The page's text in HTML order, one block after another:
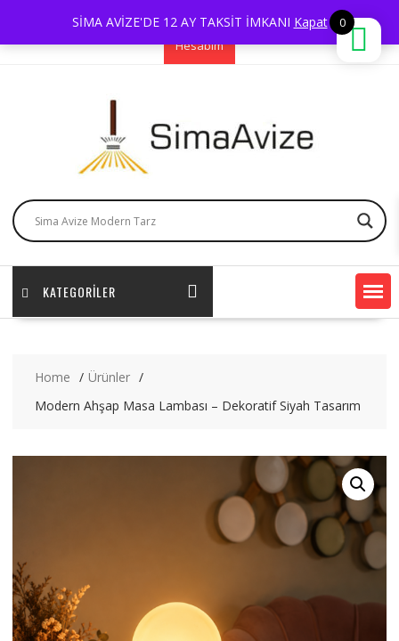
SİMA AVİZE'DE 12 AY TAKSİT İMKANI Kapat
content
0 544 598 85 86
sima@simaavize.com
Hesabım
KATEGORİLER
Home
Ürünler
Modern Ahşap Masa Lambası – Dekoratif Siyah Tasarım
0